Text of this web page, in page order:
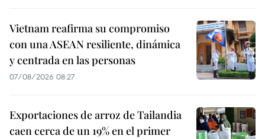
Vietnam reafirma su compromiso
con una ASEAN resiliente, dinámica
y centrada en las personas
07/08/2026 08:27
Exportaciones de arroz de Tailandia
caen cerca de un 19% en el primer